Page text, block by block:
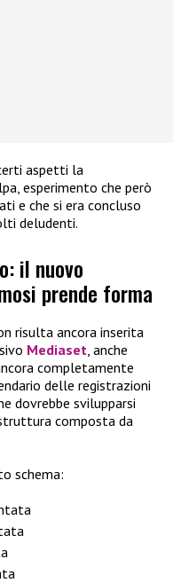
aspetti la
esperimento che però
e che si era concluso
deludenti.
il nuovo
prende forma
risulta ancora inserita
Mediaset , anche
completamente
delle registrazioni
dovrebbe svilupparsi
composta da
schema: